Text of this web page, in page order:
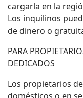
cargarla en la
Los inquilinos
de dinero o
PARA
DEDICADOS
Los propietarios